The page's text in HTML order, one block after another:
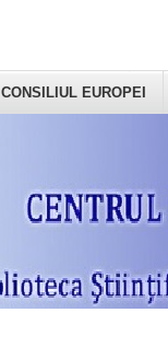
CONSILIUL EUROPEI